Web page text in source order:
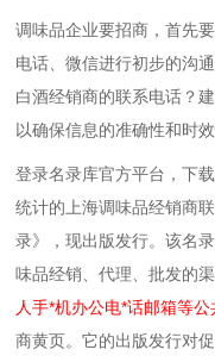
调味品企业要招商，首先
电话、微信进行初步的沟
白酒经销商的联系电话？
以确保信息的准确性和时效
登录名录库官方平台，下
统计的上海调味品经销商
录》，现出版发行。该名
味品经销、代理、批发的
人手*机办公电*话邮箱等
商黄页。它的出版发行对